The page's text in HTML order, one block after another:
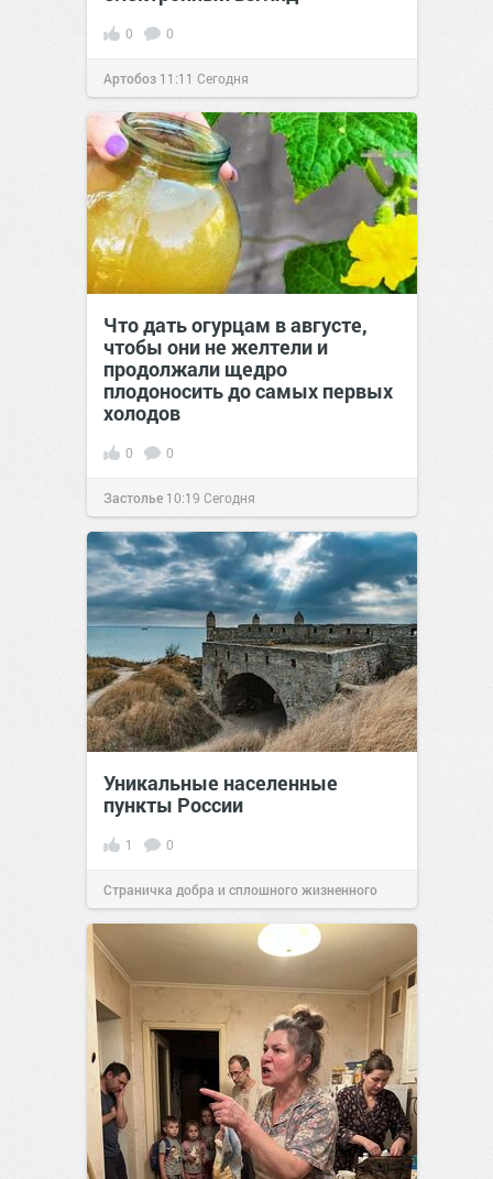
0 0
Артобоз 11:11 Сегодня
Что дать огурцам в августе,
чтобы они не желтели и
продолжали щедро
плодоносить до самых первых
холодов
0 0
Застолье 10:19 Сегодня
Уникальные населенные
пункты России
1 0
Страничка добра и сплошного жизненного
позитива!07:38Сегодня